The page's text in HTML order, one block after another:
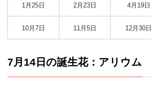
1月25日 2月23日 4月19日
10月7日 11月5日 12月30日
7月14日の誕生花：アリウム